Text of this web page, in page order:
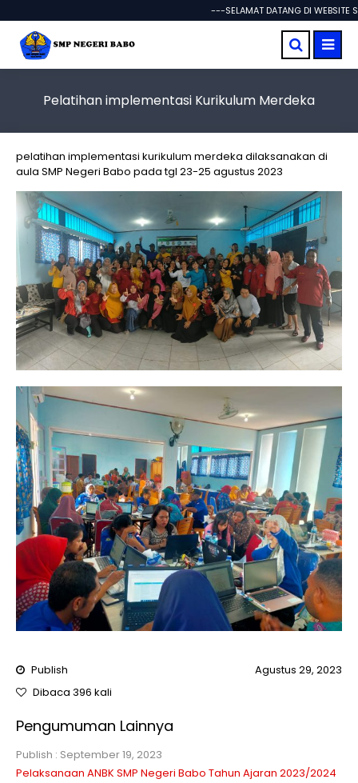
---SELAMAT DATANG DI WEBSITE
Pelatihan implementasi Kurikulum Merdeka
pelatihan implementasi kurikulum merdeka dilaksanakan di
aula SMP Negeri Babo pada tgl 23-25 agustus 2023
Publish
Agustus 29, 2023
Dibaca 396 kali
Pengumuman Lainnya
Publish : September 19, 2023
Pelaksanaan ANBK SMP Negeri Babo Tahun Ajaran 2023/2024